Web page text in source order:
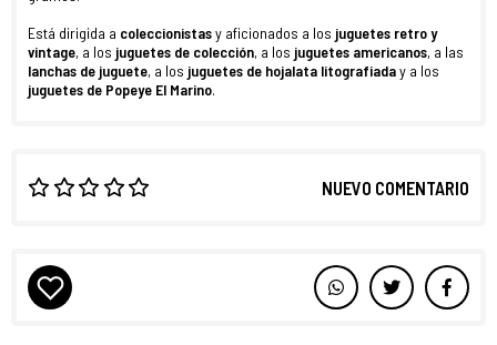
Está dirigida a coleccionistasy aficionados a los juguetes retro y
vintage, a los juguetes de colección, a los juguetes americanos, a las
lanchas de juguete, a los juguetes de hojalata litografiaday a los
juguetes de Popeye El Marino.
NUEVO COMENTARIO